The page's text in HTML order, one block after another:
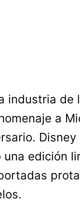
industria de
a
una edición